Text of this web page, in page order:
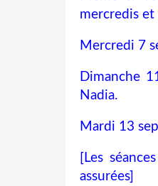
mercredis
Mercredi 7
Dimanche
Nadia.
Mardi 13
[Les
assurées]